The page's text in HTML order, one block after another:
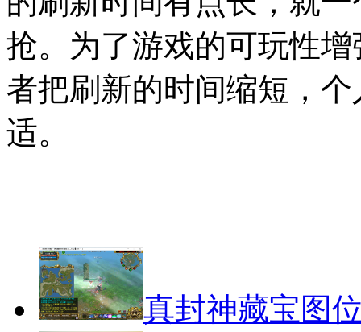
抢。为了游戏的可玩性
者把刷新的时间缩短，
适。
真封神藏宝图